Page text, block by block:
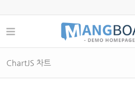
ChartJS 차트